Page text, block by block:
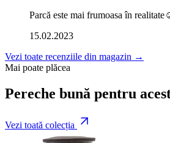
Parcă este mai frumoasa în
15.02.2023
Vezi toate recenziile din magazin →
Mai poate plăcea
Pereche bună pentru
Vezi toată colecția